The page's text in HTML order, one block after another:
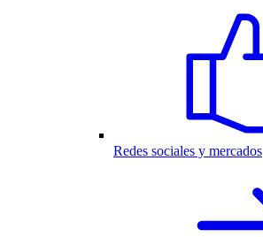
Redes sociales y mercados